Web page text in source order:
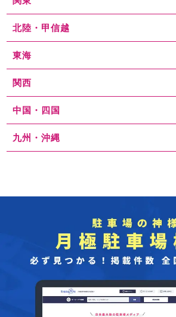
北陸・甲信越
東海
関西
中国・四国
九州・沖縄